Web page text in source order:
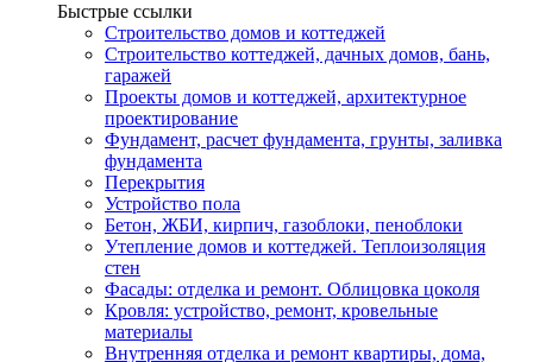
Быстрые ссылки
Строительство домов и коттеджей
Строительство коттеджей, дачных домов, бань,
гаражей
Проекты домов и коттеджей, архитектурное
проектирование
Фундамент, расчет фундамента, грунты, заливка
фундамента
Перекрытия
Устройство пола
Бетон, ЖБИ, кирпич, газоблоки, пеноблоки
Утепление домов и коттеджей. Теплоизоляция
стен
Фасады: отделка и ремонт. Облицовка цоколя
Кровля: устройство, ремонт, кровельные
материалы
Внутренняя отделка и ремонт квартиры, дома,